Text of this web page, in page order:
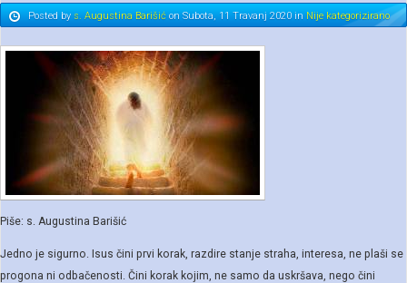
Posted bys. Augustina Barišić onSubota, 11 Travanj 2020 in Nije kategorizirano
Piše: s. Augustina Barišić
Jedno je sigurno. Isus čini prvi korak, razdire stanje straha, interesa, ne plaši se
progona ni odbačenosti. Čini korak kojim, ne samo da uskršava, nego čini